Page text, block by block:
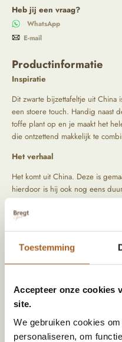
Toestemming
Accepteer onze cookies
site.
We gebruiken cookies
personaliseren, om
Heb jij een vraag?
WhatsApp
E-mail
Productinformatie
Inspiratie
Dit zwarte bijzettafeltje uit
een stoere touch. Handig naast
toffe plant op en je maakt het
die ontzettend makkelijk te
Het verhaal
Het komt uit China. Deze is
hierdoor is hij ook nog eens
locaties om de mooiste items op
producten letten we vooral op
Afmeting (HxBxD)
Materiaal